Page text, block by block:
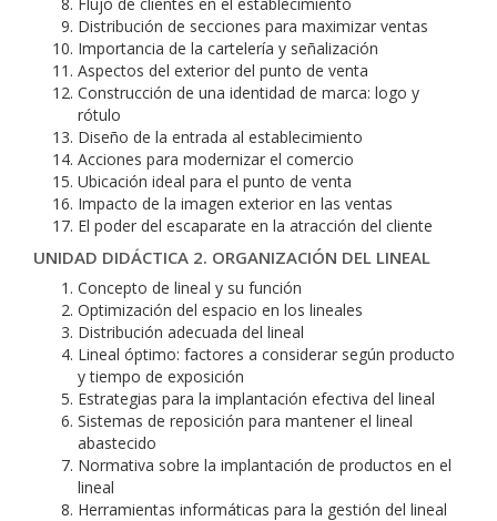
Distribución de secciones para maximizar ventas
Importancia de la cartelería y señalización
Aspectos del exterior del punto de venta
Construcción de una identidad de marca: logo y
rótulo
Diseño de la entrada al establecimiento
Acciones para modernizar el comercio
Ubicación ideal para el punto de venta
Impacto de la imagen exterior en las ventas
El poder del escaparate en la atracción del cliente
UNIDAD DIDÁCTICA 2. ORGANIZACIÓN DEL LINEAL
Concepto de lineal y su función
Optimización del espacio en los lineales
Distribución adecuada del lineal
Lineal óptimo: factores a considerar según producto
y tiempo de exposición
Estrategias para la implantación efectiva del lineal
Sistemas de reposición para mantener el lineal
abastecido
Normativa sobre la implantación de productos en el
lineal
Herramientas informáticas para la gestión del lineal